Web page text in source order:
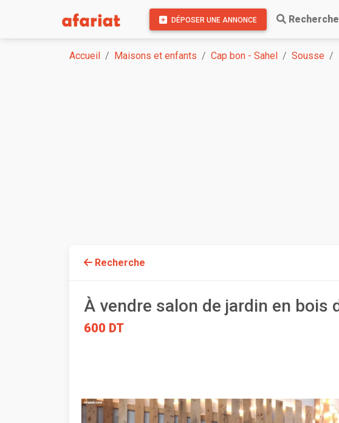
DÉPOSER UNE ANNONCE
Accueil Maisons et enfants Cap bon - Sahel Sousse
Recherche
À vendre salon de jardin en bois
600 DT